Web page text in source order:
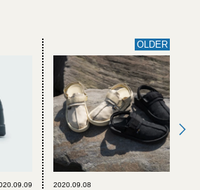
OLDER
2020.09.08